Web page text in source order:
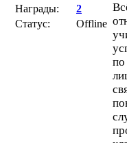
Награды:
2
Статус:
Offline
по